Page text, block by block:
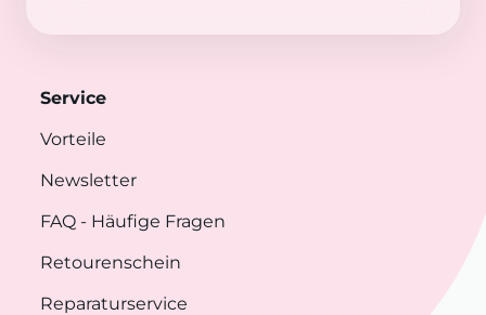
Service
Vorteile
Newsletter
FAQ - Häufige Fragen
Retourenschein
Reparaturservice